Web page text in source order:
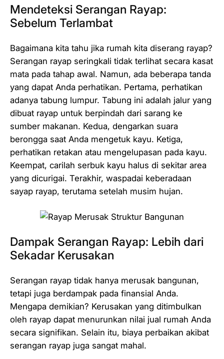
Mendeteksi Serangan Rayap:
Sebelum Terlambat
Bagaimana kita tahu jika rumah kita diserang rayap?
Serangan rayap seringkali tidak terlihat secara kasat
mata pada tahap awal. Namun, ada beberapa tanda
yang dapat Anda perhatikan. Pertama, perhatikan
adanya tabung lumpur. Tabung ini adalah jalur yang
dibuat rayap untuk berpindah dari sarang ke
sumber makanan. Kedua, dengarkan suara
berongga saat Anda mengetuk kayu. Ketiga,
perhatikan retakan atau mengelupasan pada kayu.
Keempat, carilah serbuk kayu halus di sekitar area
yang dicurigai. Terakhir, waspadai keberadaan
sayap rayap, terutama setelah musim hujan.
Dampak Serangan Rayap: Lebih dari
Sekadar Kerusakan
Serangan rayap tidak hanya merusak bangunan,
tetapi juga berdampak pada finansial Anda.
Mengapa demikian? Kerusakan yang ditimbulkan
oleh rayap dapat menurunkan nilai jual rumah Anda
secara signifikan. Selain itu, biaya perbaikan akibat
serangan rayap juga sangat mahal.